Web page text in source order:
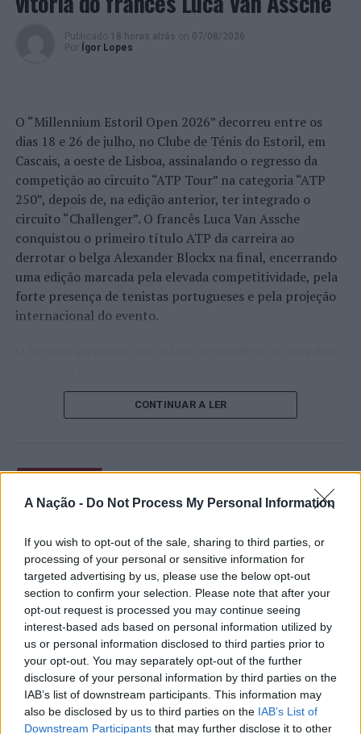
A Nação - Do Not Process My Personal Information
If you wish to opt-out of the sale, sharing to third parties, or
processing of your personal or sensitive information for
targeted advertising by us, please use the below opt-out
section to confirm your selection. Please note that after your
opt-out request is processed you may continue seeing
interest-based ads based on personal information utilized by
us or personal information disclosed to third parties prior to
your opt-out. You may separately opt-out of the further
disclosure of your personal information by third parties on the
IAB’s list of downstream participants. This information may
also be disclosed by us to third parties on the IAB’s List of
Downstream Participants that may further disclose it to other
Valongo: Duas detenções por jogo de fortuna e azar
NÃO PERCA
Orquestra Municipal de Sintra em concerto dedicado às
Publicado 18 horas atrás on 07/08/2026
Por
Ígor Lopes
O “Millennium Estoril Open 2026” decorreu entre os
dias 18 e 26 de julho, no Clube de Ténis do Estoril, em
Cascais, a oeste de Lisboa, assinalando o regresso da
competição ao circuito “ATP Tour” na categoria “ATP
250”, depois de, na edição anterior, ter integrado o
circuito “Challenger”. O francês Luca Van Assche
conquistou o primeiro título ATP da carreira ao
derrotar o belga Alexander Blockx na final, encerrando
uma edição marcada pela elevada competitividade, pela
forte presença de tenistas portugueses e pela projeção
internacional do evento.
de um lugar no quadro principal. A cerimónia de
abertura contou com a presença do presidente da
início de uma competição que voltou a colocar o
ténis.
Apesar das desistências de última hora de jogadores
como Casper Ruud (Noruega), Alejandro Davidovich
Fokina (Espanha) e Matteo Arnaldi (Itália), a prova
apresentou um quadro competitivo de elevado nível,
liderado pelo russo Andrey Rublev, primeiro cabeça de
série, pelo italiano Luciano Darderi, pelo chileno
Alejandro Tabilo e pelo belga Alexander Blockx.
Um dos momentos mais aguardados da semana foi
também o regresso do suíço Stan Wawrinka ao Estoril,
integrado na digressão de despedida do antigo vencedor
CONTINUAR A LER
ATUALIDADE
Castelo Branco: “Bienal
Internacional de Artes e Ofícios”
promete afirmar artesanato,
património e inovação como
“motores de desenvolvimento
económico e cultural” do município
português
Publicado 1 dia atrás on 07/08/2026
Por Ígor Lopes